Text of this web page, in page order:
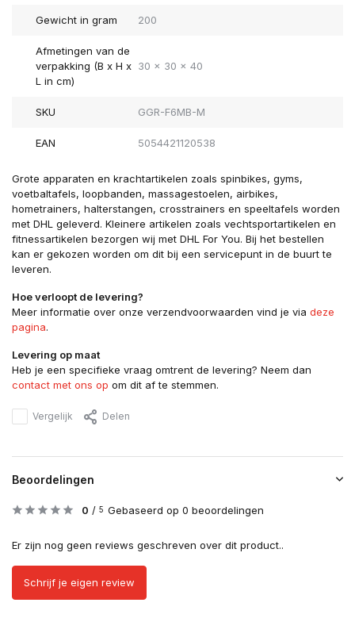
Gewicht in gram 200
Afmetingen van de
verpakking (B x H x
L in cm)
30 x 30 x 40
SKU GGR-F6MB-M
EAN 5054421120538
Grote apparaten en krachtartikelen zoals spinbikes, gyms,
voetbaltafels, loopbanden, massagestoelen, airbikes,
hometrainers, halterstangen, crosstrainers en speeltafels worden
met DHL geleverd. Kleinere artikelen zoals vechtsportartikelen en
fitnessartikelen bezorgen wij met DHL For You. Bij het bestellen
kan er gekozen worden om dit bij een servicepunt in de buurt te
leveren.
Hoe verloopt de levering?
Meer informatie over onze verzendvoorwaarden vind je via deze
pagina.
Levering op maat
Heb je een specifieke vraag omtrent de levering? Neem dan
contact met ons op om dit af te stemmen.
Vergelijk Delen
Beoordelingen
0 / 5 Gebaseerd op 0 beoordelingen
Er zijn nog geen reviews geschreven over dit product..
Schrijf je eigen review